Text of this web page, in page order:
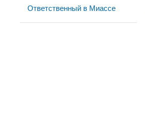
Ответственный в Миассе